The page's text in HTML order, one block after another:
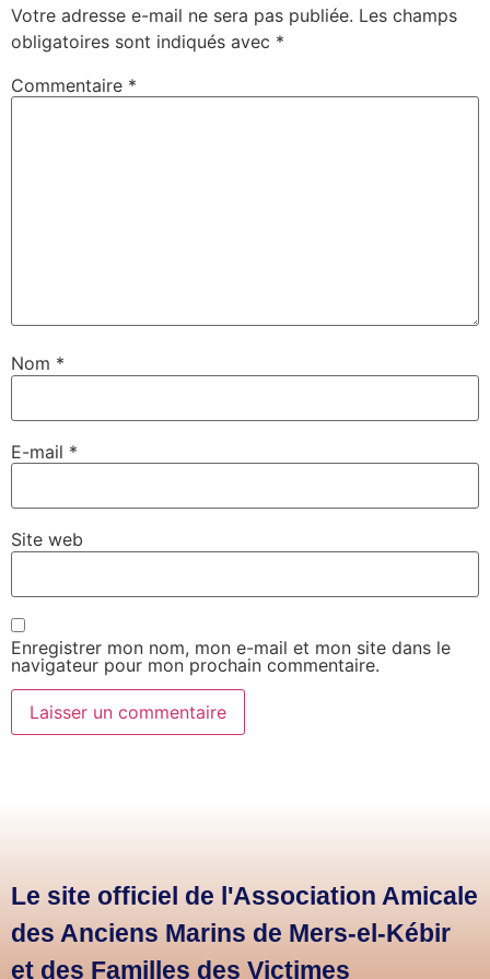
Votre adresse e-mail ne sera pas publiée. Les champs
obligatoires sont indiqués avec *
Commentaire *
Nom *
E-mail *
Site web
Enregistrer mon nom, mon e-mail et mon site dans le
navigateur pour mon prochain commentaire.
Le site officiel de l'Association Amicale
des Anciens Marins de Mers-el-Kébir
et des Familles des Victimes